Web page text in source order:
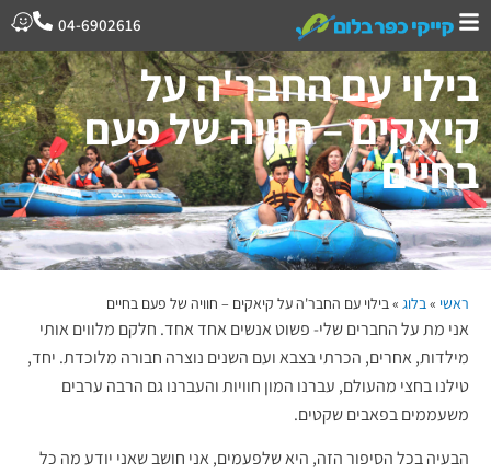
04-6902616
בילוי עם החבר'ה על
קיאקים – חוויה של פעם
בחיים
ראשי »בלוג »בילוי עם החבר'ה על קיאקים – חוויה של פעם בחיים
אני מת על החברים שלי- פשוט אנשים אחד אחד. חלקם מלווים אותי
מילדות, אחרים, הכרתי בצבא ועם השנים נוצרה חבורה מלוכדת. יחד,
טילנו בחצי מהעולם, עברנו המון חוויות והעברנו גם הרבה ערבים
משעממים בפאבים שקטים.
הבעיה בכל הסיפור הזה, היא שלפעמים, אני חושב שאני יודע מה כל